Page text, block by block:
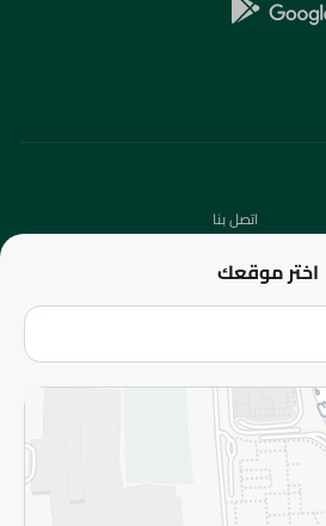
اختر موقعك
اتصل بنا
الفروع
سياسة الاستخدام